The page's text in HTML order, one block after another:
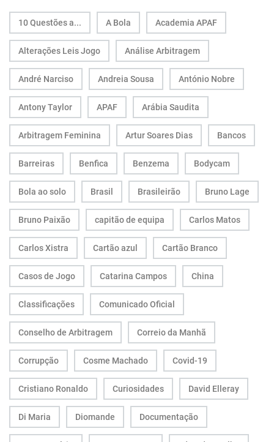
10 Questões a... A Bola Academia APAF
Alterações Leis Jogo Análise Arbitragem
André Narciso Andreia Sousa António Nobre
Antony Taylor APAF Arábia Saudita
Arbitragem Feminina Artur Soares Dias Bancos
Barreiras Benfica Benzema Bodycam
Bola ao solo Brasil Brasileirão Bruno Lage
Bruno Paixão capitão de equipa Carlos Matos
Carlos Xistra Cartão azul Cartão Branco
Casos de Jogo Catarina Campos China
Classificações Comunicado Oficial
Conselho de Arbitragem Correio da Manhã
Corrupção Cosme Machado Covid-19
Cristiano Ronaldo Curiosidades David Elleray
Di Maria Diomande Documentação